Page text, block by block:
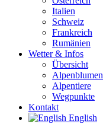
Italien
Schweiz
Frankreich
Rumänien
Wetter & Infos
Übersicht
Alpenblumen
Alpentiere
Wegpunkte
Kontakt
English